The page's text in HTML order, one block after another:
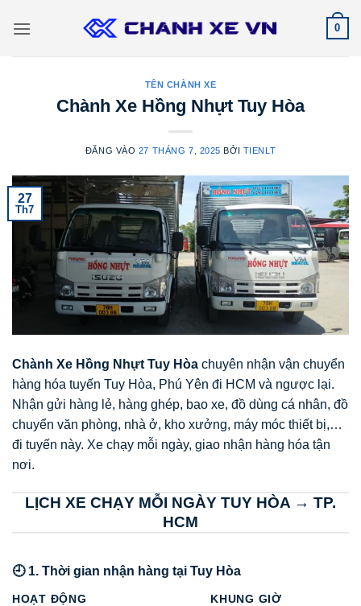
qua
0
TÊN CHÀNH XE
Chành Xe Hồng Nhựt Tuy Hòa
ĐĂNG VÀO 27 THÁNG 7, 2025 BỞI TIENLT
27
Th7
Chành Xe Hồng Nhựt Tuy Hòa chuyên nhận vận chuyển
hàng hóa tuyến Tuy Hòa, Phú Yên đi HCM và ngược lại.
Nhận gửi hàng lẻ, hàng ghép, bao xe, đồ dùng cá nhân, đồ
chuyển văn phòng, nhà ở, kho xưởng, máy móc thiết bị,…
đi tuyến này. Xe chạy mỗi ngày, giao nhận hàng hóa tận
nơi.
LỊCH XE CHẠY MỖI NGÀY TUY HÒA → TP.
HCM
🕘 1. Thời gian nhận hàng tại Tuy Hòa
HOẠT ĐỘNG KHUNG GIỜ